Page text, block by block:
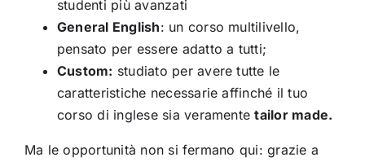
studenti più avanzati
General English: un corso multilivello,
pensato per essere adatto a tutti;
Custom: studiato per avere tutte le
caratteristiche necessarie affinché il tuo
corso di inglese sia veramentetailor made.
Ma le opportunità non si fermano qui: grazie a